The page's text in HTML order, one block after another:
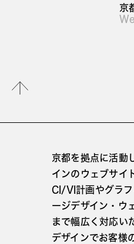
京
京都を拠点に活動
インのウェブサイ
CI/VI計画やグラ
ージデザイン・ウ
まで幅広く対応い
デザインでお客様